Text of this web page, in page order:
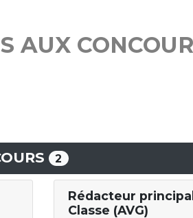
AUX
2
Rédacteur
Classe (AVG)